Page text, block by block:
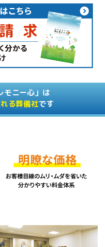
モニー心」は
る葬儀社です